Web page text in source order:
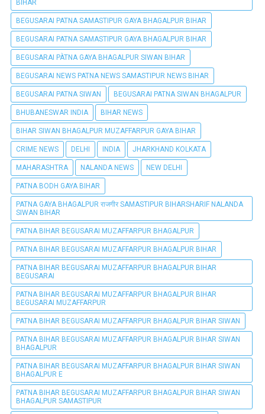
BIHAR
BEGUSARAI PATNA SAMASTIPUR GAYA BHAGALPUR BIHAR
BEGUSARAI PATNA SAMASTIPUR GAYA BHAGALPUR BIHAR
BEGUSARAI PÀTNA GAYA BHAGALPUR SIWAN BIHAR
BEGUSARAI NEWS PATNA NEWS SAMASTIPUR NEWS BIHAR
BEGUSARAI PATNA SIWAN BEGUSARAI PATNA SIWAN BHAGALPUR
BHUBANESWAR INDIA BIHAR NEWS
BIHAR SIWAN BHAGALPUR MUZAFFARPUR GAYA BIHAR
CRIME NEWS DELHI INDIA JHARKHAND KOLKATA
MAHARASHTRA NALANDA NEWS NEW DELHI
PATNA BODH GAYA BIHAR
PATNA GAYA BHAGALPUR राजगीर SAMASTIPUR BIHARSHARIF NALANDA
SIWAN BIHAR
PATNA BIHAR BEGUSARAI MUZAFFARPUR BHAGALPUR
PATNA BIHAR BEGUSARAI MUZAFFARPUR BHAGALPUR BIHAR
PATNA BIHAR BEGUSARAI MUZAFFARPUR BHAGALPUR BIHAR
BEGUSARAI
PATNA BIHAR BEGUSARAI MUZAFFARPUR BHAGALPUR BIHAR
BEGUSARAI MUZAFFARPUR
PATNA BIHAR BEGUSARAI MUZAFFARPUR BHAGALPUR BIHAR SIWAN
PATNA BIHAR BEGUSARAI MUZAFFARPUR BHAGALPUR BIHAR SIWAN
BHAGALPUR
PATNA BIHAR BEGUSARAI MUZAFFARPUR BHAGALPUR BIHAR SIWAN
BHAGALPUR E
PATNA BIHAR BEGUSARAI MUZAFFARPUR BHAGALPUR BIHAR SIWAN
BHAGALPUR SAMASTIPUR